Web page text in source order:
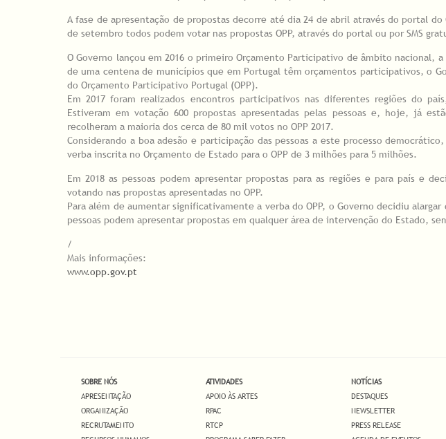
A fase de apresentação de propostas decorre até dia 24 de abril através do portal
de setembro todos podem votar nas propostas OPP, através do portal ou por SMS
O Governo lançou em 2016 o primeiro Orçamento Participativo de âmbito nacional,
de uma centena de municípios que em Portugal têm orçamentos participativos, o
do Orçamento Participativo Portugal (OPP).
Em 2017 foram realizados encontros participativos nas diferentes regiões do
Estiveram em votação 600 propostas apresentadas pelas pessoas e, hoje, já
recolheram a maioria dos cerca de 80 mil votos no OPP 2017.
Considerando a boa adesão e participação das pessoas a este processo
verba inscrita no Orçamento de Estado para o OPP de 3 milhões para 5 milhões.
Em 2018 as pessoas podem apresentar propostas para as regiões e para país e
votando nas propostas apresentadas no OPP.
Para além de aumentar significativamente a verba do OPP, o Governo decidiu alargar
pessoas podem apresentar propostas em qualquer área de intervenção do Estado,
/
Mais informações:
www.opp.gov.pt
SOBRE NÓS
APRESENTAÇÃO
ORGANIZAÇÃO
RECRUTAMENTO
ATIVIDADES
APOIO ÀS ARTES
RPAC
RTCP
NOTÍCIAS
DESTAQUES
NEWSLETTER
PRESS RELEASE